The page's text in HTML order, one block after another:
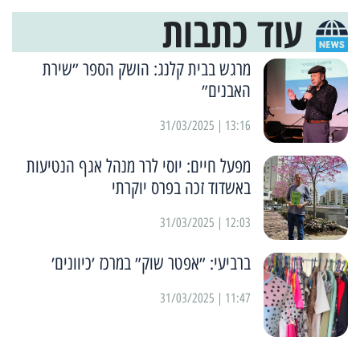
עוד כתבות
מרגש בבית קלנג: הושק הספר ״שירת
האבנים״
13:16 | 31/03/2025
מפעל חיים: יוסי לרר מנהל אגף הנטיעות
באשדוד זכה בפרס יוקרתי
12:03 | 31/03/2025
ברביעי: ״אפטר שוק״ במרכז ׳כיוונים׳
11:47 | 31/03/2025